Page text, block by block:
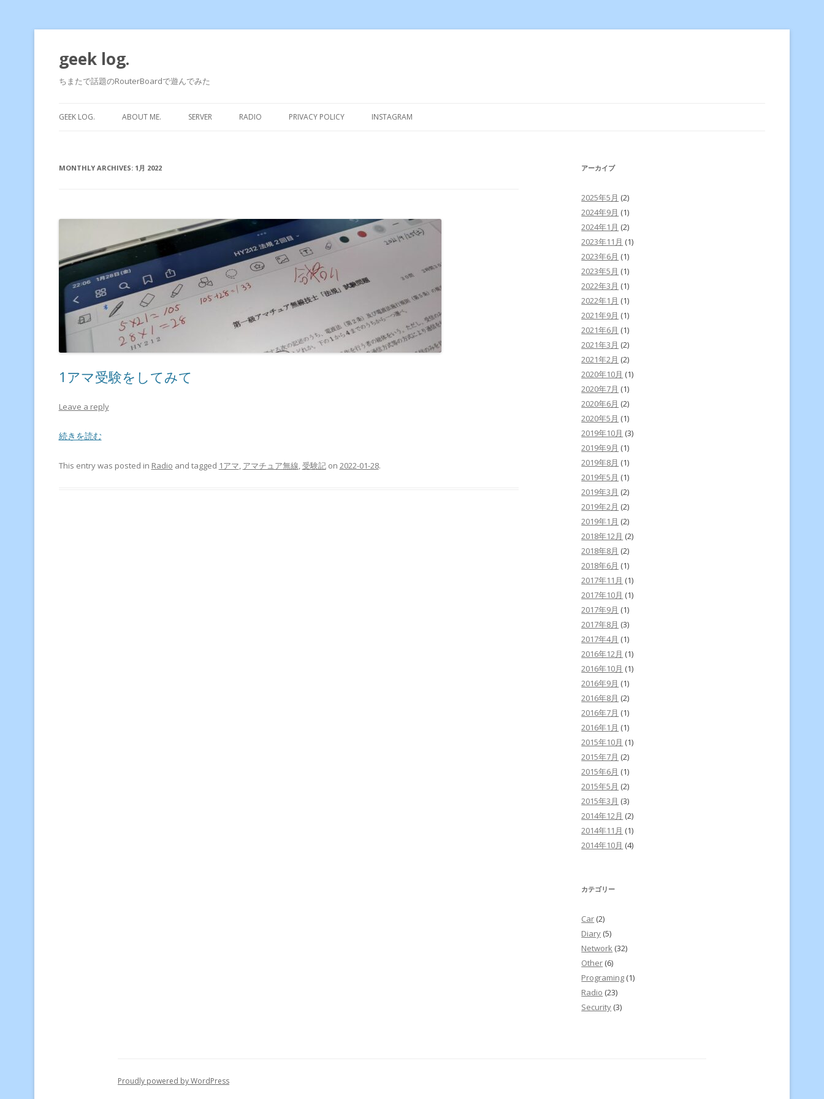
geek log.
ちまたで話題のRouterBoardで遊んでみた
GEEK LOG. ABOUT ME. SERVER RADIO PRIVACY POLICY INSTAGRAM
MONTHLY ARCHIVES: 1月 2022
1アマ受験をしてみて
Leave a reply
続きを読む
This entry was posted in Radio and tagged 1アマ, アマチュア無線,受験記on 2022-01-28.
アーカイブ
2025年5月 (2)
2024年9月 (1)
2024年1月 (2)
2023年11月 (1)
2023年6月 (1)
2023年5月 (1)
2022年3月 (1)
2022年1月 (1)
2021年9月 (1)
2021年6月 (1)
2021年3月 (2)
2021年2月 (2)
2020年10月 (1)
2020年7月 (1)
2020年6月 (2)
2020年5月 (1)
2019年10月 (3)
2019年9月 (1)
2019年8月 (1)
2019年5月 (1)
2019年3月 (2)
2019年2月 (2)
2019年1月 (2)
2018年12月 (2)
2018年8月 (2)
2018年6月 (1)
2017年11月 (1)
2017年10月 (1)
2017年9月 (1)
2017年8月 (3)
2017年4月 (1)
2016年12月 (1)
2016年10月 (1)
2016年9月 (1)
2016年8月 (2)
2016年7月 (1)
2016年1月 (1)
2015年10月 (1)
2015年7月 (2)
2015年6月 (1)
2015年5月 (2)
2015年3月 (3)
2014年12月 (2)
2014年11月 (1)
2014年10月 (4)
カテゴリー
Car (2)
Diary (5)
Network (32)
Other (6)
Programing (1)
Radio (23)
Security (3)
Proudly powered by WordPress